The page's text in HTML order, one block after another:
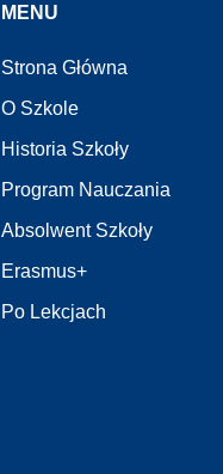
MENU
Strona Główna
O Szkole
Historia Szkoły
Program Nauczania
Absolwent Szkoły
Erasmus+
Po Lekcjach